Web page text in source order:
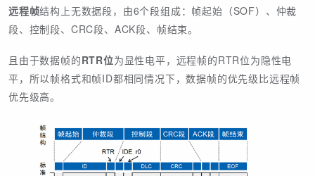
远程帧结构上无数据段，由6个段组成：帧起始（SOF）、仲裁
段、控制段、CRC段、ACK段、帧结束。
且由于数据帧的RTR位为显性电平，远程帧的RTR位为隐性电
平，所以帧格式和帧ID都相同情况下，数据帧的优先级比远程帧
优先级高。